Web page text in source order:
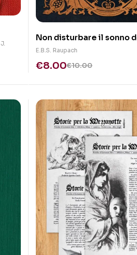
J.
Non disturbare il sonno
E.B.S. Raupach
€10.00
€8.00